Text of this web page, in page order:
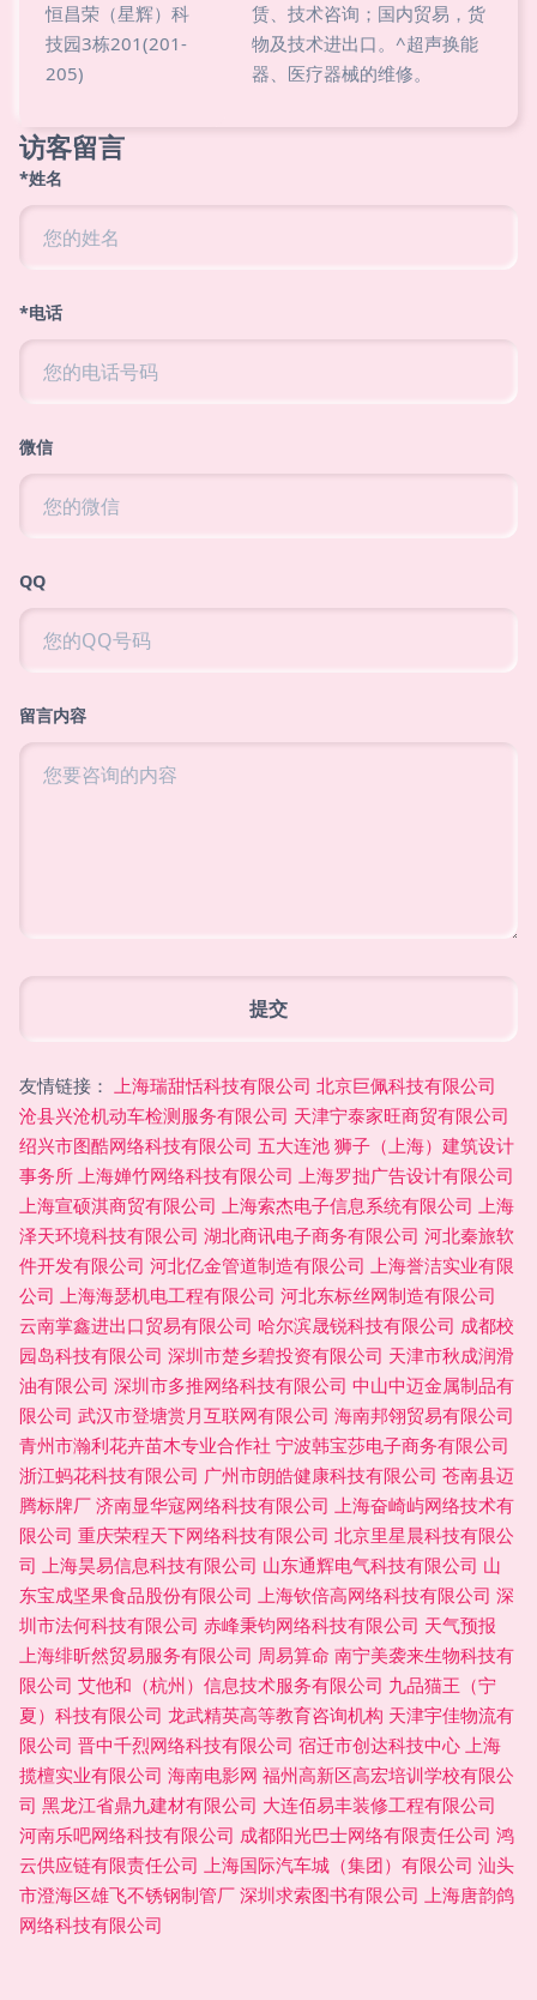
恒昌荣（星辉）科
技园3栋201(201-
205)
赁、技术咨询；国内贸易，货
物及技术进出口。^超声换能
器、医疗器械的维修。
访客留言
*姓名
*电话
微信
QQ
留言内容
友情链接： 上海瑞甜恬科技有限公司 北京巨佩科技有限公司
沧县兴沧机动车检测服务有限公司 天津宁泰家旺商贸有限公司
绍兴市图酷网络科技有限公司 五大连池 狮子（上海）建筑设计
事务所 上海婵竹网络科技有限公司 上海罗拙广告设计有限公司
上海宣硕淇商贸有限公司 上海索杰电子信息系统有限公司 上海
泽天环境科技有限公司 湖北商讯电子商务有限公司 河北秦旅软
件开发有限公司 河北亿金管道制造有限公司 上海誉洁实业有限
公司 上海海瑟机电工程有限公司 河北东标丝网制造有限公司
云南掌鑫进出口贸易有限公司 哈尔滨晟锐科技有限公司 成都校
园岛科技有限公司 深圳市楚乡碧投资有限公司 天津市秋成润滑
油有限公司 深圳市多推网络科技有限公司 中山中迈金属制品有
限公司 武汉市登塘赏月互联网有限公司 海南邦翎贸易有限公司
青州市瀚利花卉苗木专业合作社 宁波韩宝莎电子商务有限公司
浙江蚂花科技有限公司 广州市朗皓健康科技有限公司 苍南县迈
腾标牌厂 济南显华寇网络科技有限公司 上海奋崎屿网络技术有
限公司 重庆荣程天下网络科技有限公司 北京里星晨科技有限公
司 上海昊易信息科技有限公司 山东通辉电气科技有限公司 山
东宝成坚果食品股份有限公司 上海钦倍高网络科技有限公司 深
圳市法何科技有限公司 赤峰秉钧网络科技有限公司 天气预报
上海绯昕然贸易服务有限公司 周易算命 南宁美袭来生物科技有
限公司 艾他和（杭州）信息技术服务有限公司 九品猫王（宁
夏）科技有限公司 龙武精英高等教育咨询机构 天津宇佳物流有
限公司 晋中千烈网络科技有限公司 宿迁市创达科技中心 上海
揽檀实业有限公司 海南电影网 福州高新区高宏培训学校有限公
司 黑龙江省鼎九建材有限公司 大连佰易丰装修工程有限公司
河南乐吧网络科技有限公司 成都阳光巴士网络有限责任公司 鸿
云供应链有限责任公司 上海国际汽车城（集团）有限公司 汕头
市澄海区雄飞不锈钢制管厂 深圳求索图书有限公司 上海唐韵鸽
网络科技有限公司